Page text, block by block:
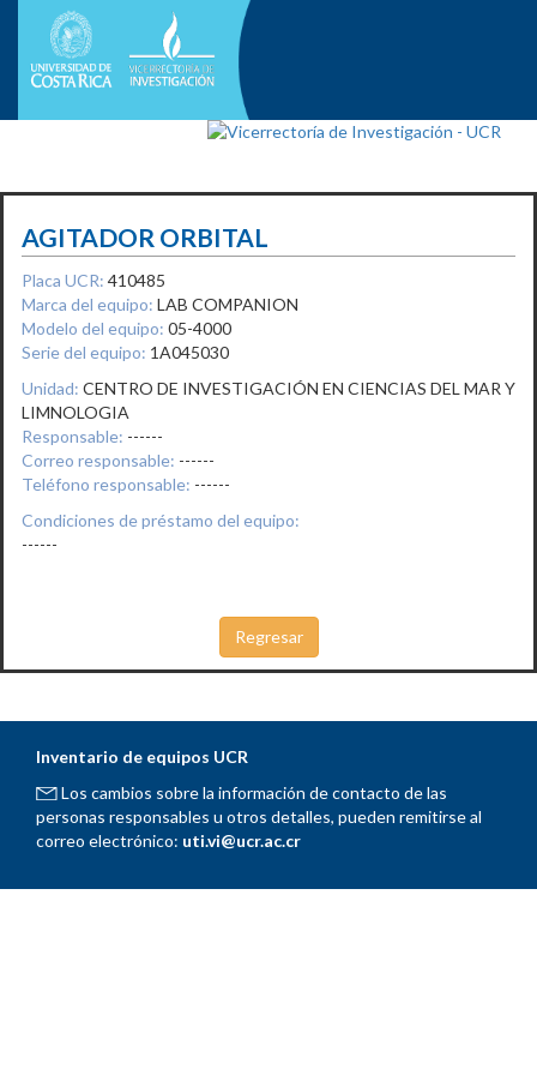
AGITADOR ORBITAL
Placa UCR: 410485
Marca del equipo: LAB COMPANION
Modelo del equipo: 05-4000
Serie del equipo: 1A045030
Unidad: CENTRO DE INVESTIGACIÓN EN CIENCIAS DEL MAR Y
LIMNOLOGIA
Responsable: ------
Correo responsable: ------
Teléfono responsable: ------
Condiciones de préstamo del equipo:
------
Inventario de equipos UCR
Los cambios sobre la información de contacto de las
personas responsables u otros detalles, pueden remitirse al
correo electrónico: uti.vi@ucr.ac.cr